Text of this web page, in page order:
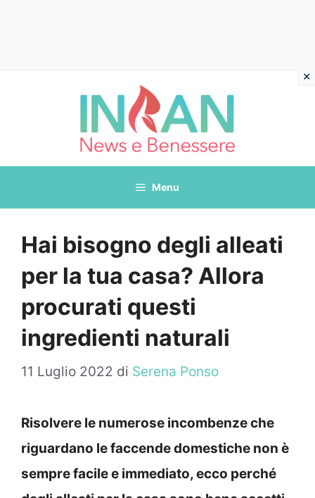
Menu
Hai bisogno degli alleati
per la tua casa? Allora
procurati questi
ingredienti naturali
11 Luglio 2022 di Serena Ponso
Risolvere le numerose incombenze che
riguardano le faccende domestiche non è
sempre facile e immediato, ecco perché